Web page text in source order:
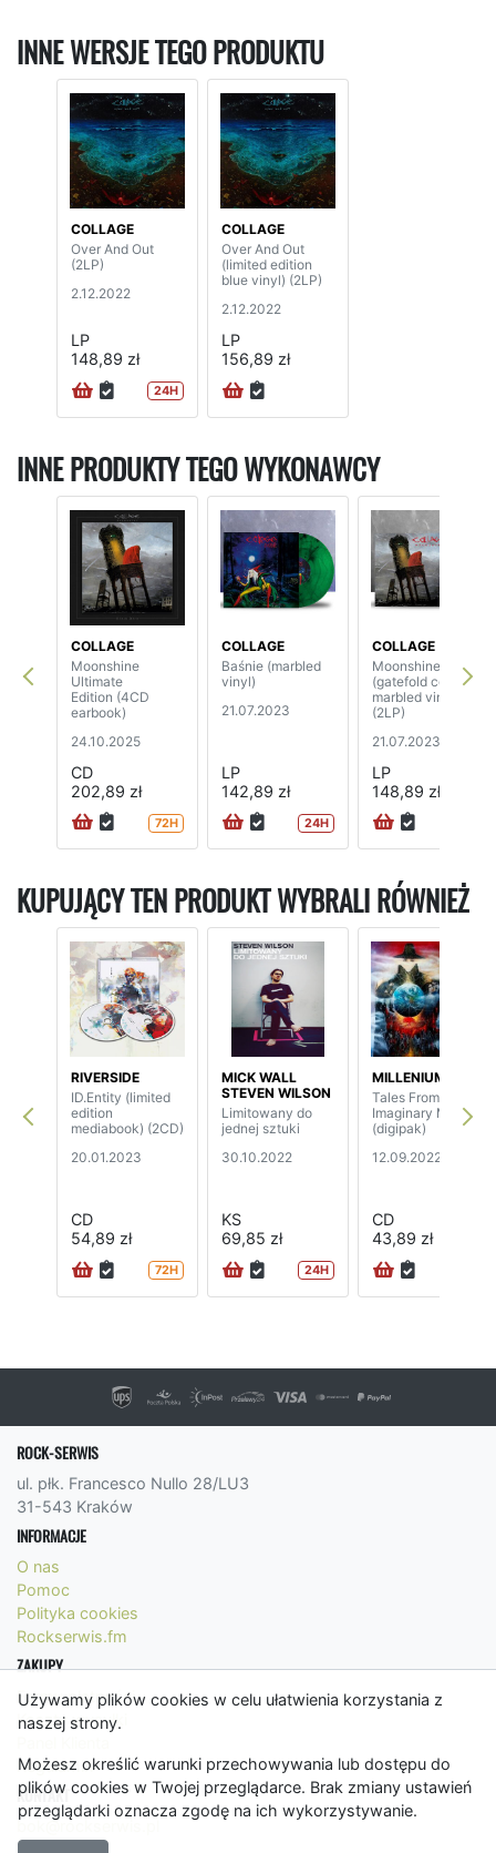
Używamy plików cookies w celu ułatwienia korzystania z
naszej strony.
Możesz określić warunki przechowywania lub dostępu do
plików cookies w Twojej przeglądarce. Brak zmiany ustawień
przeglądarki oznacza zgodę na ich wykorzystywanie.
INNE WERSJE TEGO PRODUKTU
COLLAGE
Over And Out
(2LP)
2.12.2022
LP
148,89 zł
24H
COLLAGE
Over And Out
(limited edition
blue vinyl) (2LP)
2.12.2022
LP
156,89 zł
INNE PRODUKTY TEGO WYKONAWCY
COLLAGE
Moonshine
Ultimate
Edition (4CD
earbook)
24.10.2025
CD
202,89 zł
72H
COLLAGE
Baśnie (marbled
vinyl)
21.07.2023
LP
142,89 zł
24H
COLLAGE
Moonshine
(gatefold cover,
marbled vinyl)
(2LP)
21.07.2023
LP
148,89 zł
KUPUJĄCY TEN PRODUKT WYBRALI RÓWNIEŻ
RIVERSIDE
ID.Entity (limited
edition
mediabook) (2CD)
20.01.2023
CD
54,89 zł
72H
MICK WALL
STEVEN WILSON
Limitowany do
jednej sztuki
30.10.2022
KS
69,85 zł
24H
MILLENIUM
Tales From
Imaginary Movies
(digipak)
12.09.2022
CD
43,89 zł
ROCK-SERWIS
ul. płk. Francesco Nullo 28/LU3
31-543 Kraków
INFORMACJE
O nas
Pomoc
Polityka cookies
Rockserwis.fm
ZAKUPY
Formy płatności
Koszty wysyłki
Regulamin
KONTAKT
bok@rockserwis.pl